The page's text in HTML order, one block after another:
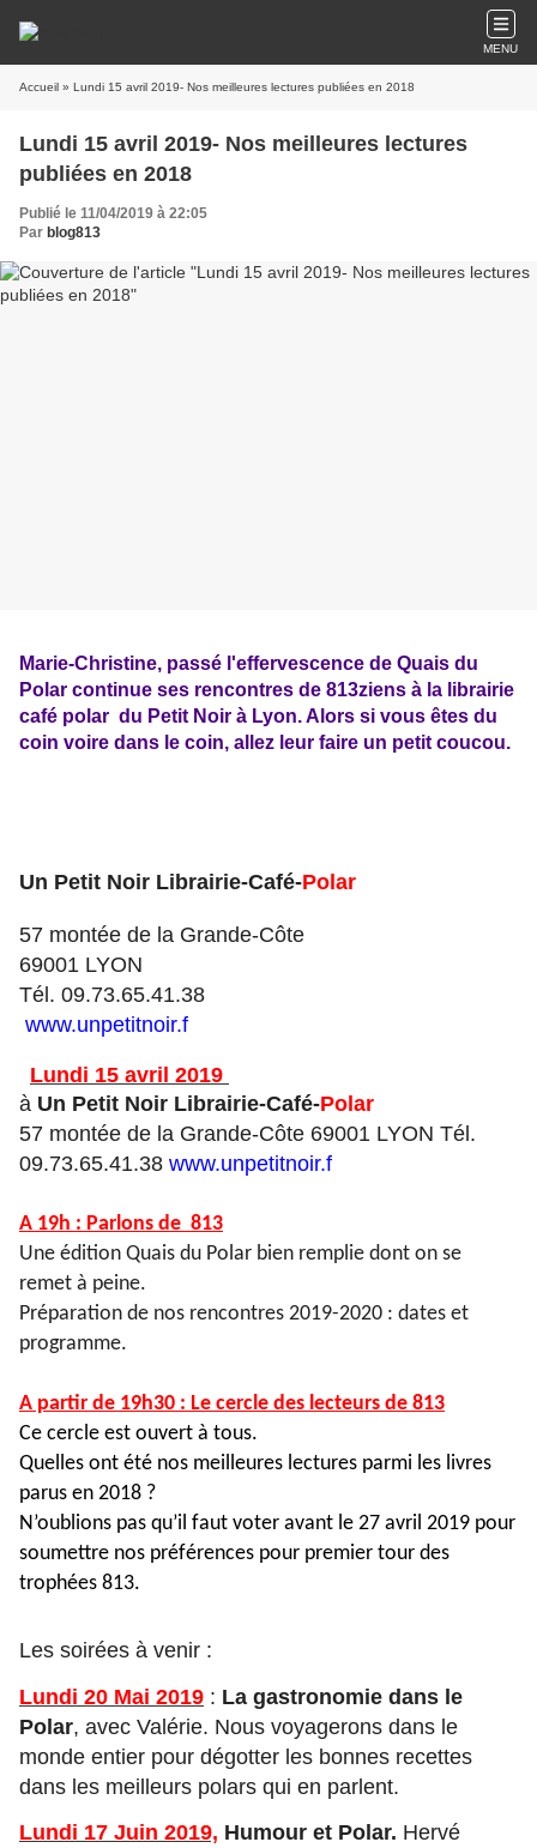
MENU
Accueil » Lundi 15 avril 2019- Nos meilleures lectures publiées en 2018
Lundi 15 avril 2019- Nos meilleures lectures
publiées en 2018
Publié le 11/04/2019 à 22:05
Par blog813
Marie-Christine, passé l'effervescence de Quais du
Polar continue ses rencontres de 813ziens à la librairie
café polar du Petit Noir à Lyon. Alors si vous êtes du
coin voire dans le coin, allez leur faire un petit coucou.
Un Petit Noir Librairie-Café-Polar
57 montée de la Grande-Côte
69001 LYON
Tél. 09.73.65.41.38
www.unpetitnoir.f
Lundi 15 avril 2019
à Un Petit Noir Librairie-Café-Polar
57 montée de la Grande-Côte 69001 LYON Tél.
09.73.65.41.38 www.unpetitnoir.f
A 19h : Parlons de 813
Une édition Quais du Polar bien remplie dont on se
remet à peine.
Préparation de nos rencontres 2019-2020 : dates et
programme.
A partir de 19h30 : Le cercle des lecteurs de 813
Ce cercle est ouvert à tous.
Quelles ont été nos meilleures lectures parmi les livres
parus en 2018 ?
N’oublions pas qu’il faut voter avant le 27 avril 2019 pour
soumettre nos préférences pour premier tour des
trophées 813.
Les soirées à venir :
Lundi 20 Mai 2019 : La gastronomie dans le
Polar, avec Valérie. Nous voyagerons dans le
monde entier pour dégotter les bonnes recettes
dans les meilleurs polars qui en parlent.
Lundi 17 Juin 2019, Humour et Polar. Hervé